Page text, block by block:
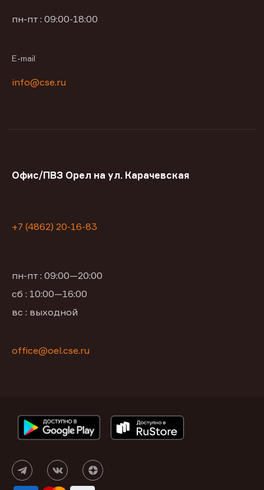
пн-пт : 09:00-18:00
E-mail
info@cse.ru
Офис/ПВЗ Орел на ул. Карачевская
+7 (4862) 20-16-83
пн-пт : 09:00—20:00
сб : 10:00—16:00
вс : выходной
office@oel.cse.ru